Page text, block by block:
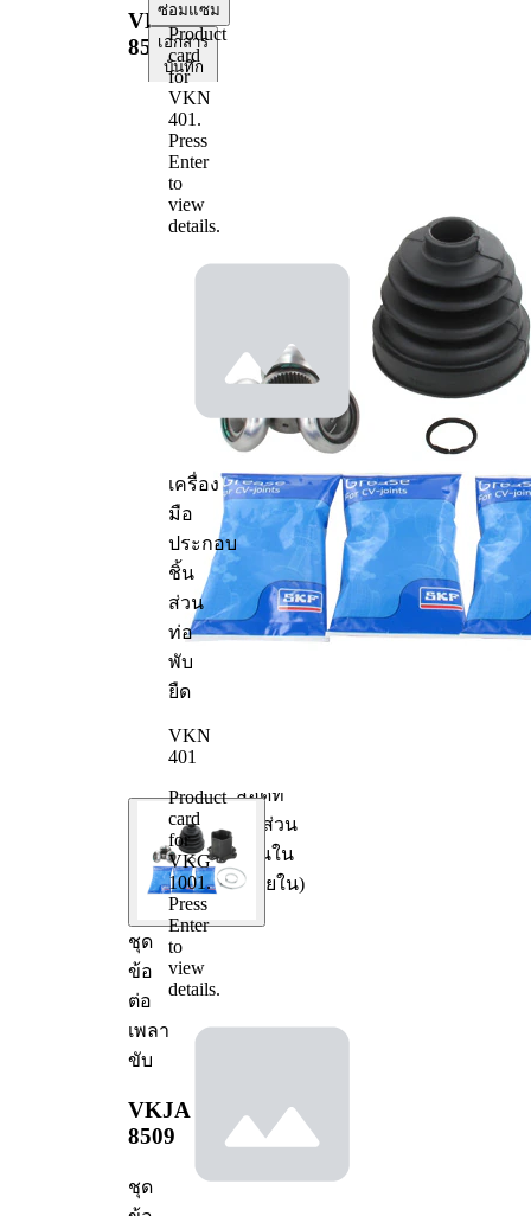
VKJA
8509
ชุด
ข้อ
ต่อ
เพลา
ขับ
VKJA
8509
ชุด
ซ่อมแซม
เอกสาร
บันทึก
ข้อมูล
ความ
เข้า
กัน
ได้
หมายเลข
ความยาว 84 มม.
ฟันเฟือง
ด้านข้าง
เฟืองท้าย
34 จุด
เพลาขับ
เส้นผ่า
ศูนย์กลาง
รอบนอก
123 มม.
จำนวนรู 6
ประเภท
แก้ไข
เชิงกลไก
สอดที่
ชิ้นส่วน
ด้านใน
(ภายใน)
Product
card
for
VKN
401 .
Press
Enter
to
view
details.
เครื่อง
มือ
ประกอบ
ชิ้น
ส่วน
ท่อ
พับ
ยืด
VKN
401
Product
card
for
VKG
1001.
Press
Enter
to
view
details.